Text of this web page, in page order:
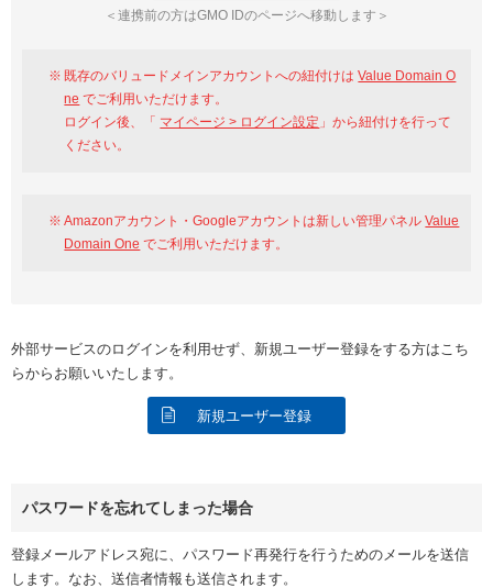
＜連携前の方はGMO IDのページへ移動します＞
既存のバリュードメインアカウントへの紐付けはValue Domain O
ne でご利用いただけます。
ログイン後、「 マイページ > ログイン設定 」から紐付けを行って
ください。
Amazonアカウント・Googleアカウントは新しい管理パネルValue
Domain One でご利用いただけます。
外部サービスのログインを利用せず、新規ユーザー登録をする方はこち
らからお願いいたします。
新規ユーザー登録
パスワードを忘れてしまった場合
登録メールアドレス宛に、パスワード再発行を行うためのメールを送信
します。なお、送信者情報も送信されます。